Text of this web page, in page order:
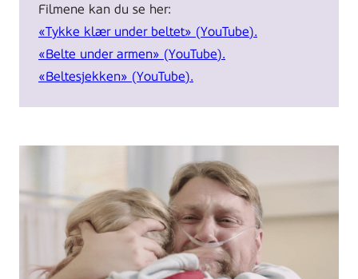
Filmene kan du se her:
«Tykke klær under beltet» (YouTube).
«Belte under armen» (YouTube).
«Beltesjekken» (YouTube).